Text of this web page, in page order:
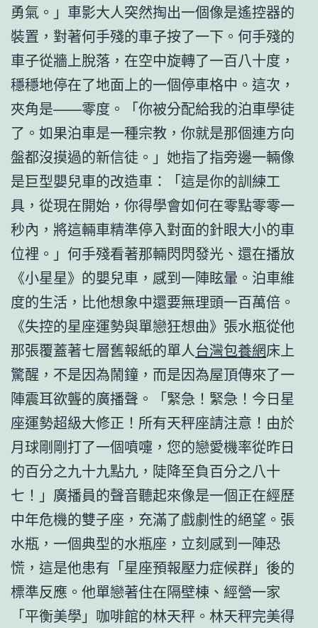
勇氣。」車影大人突然掏出一個像是遙控器的
裝置，對著何手殘的車子按了一下。何手殘的
車子從牆上脫落，在空中旋轉了一百八十度，
穩穩地停在了地面上的一個停車格中。這次，
夾角是——零度。「你被分配給我的泊車學徒
了。如果泊車是一種宗教，你就是那個連方向
盤都沒摸過的新信徒。」她指了指旁邊一輛像
是巨型嬰兒車的改造車：「這是你的訓練工
具，從現在開始，你得學會如何在零點零零一
秒內，將這輛車精準停入對面的針眼大小的車
位裡。」何手殘看著那輛閃閃發光、還在播放
《小星星》的嬰兒車，感到一陣眩暈。泊車維
度的生活，比他想象中還要無理頭一百萬倍。
《失控的星座運勢與單戀狂想曲》張水瓶從他
那張覆蓋著七層舊報紙的單人台灣包養網床上
驚醒，不是因為鬧鐘，而是因為屋頂傳來了一
陣震耳欲聾的廣播聲。「緊急！緊急！今日星
座運勢超級大修正！所有天秤座請注意！由於
月球剛剛打了一個噴嚏，您的戀愛機率從昨日
的百分之九十九點九，陡降至負百分之八十
七！」廣播員的聲音聽起來像是一個正在經歷
中年危機的雙子座，充滿了戲劇性的絕望。張
水瓶，一個典型的水瓶座，立刻感到一陣恐
慌，這是他患有「星座預報壓力症候群」後的
標準反應。他單戀著住在隔壁棟、經營一家
「平衡美學」咖啡館的林天秤。林天秤完美得